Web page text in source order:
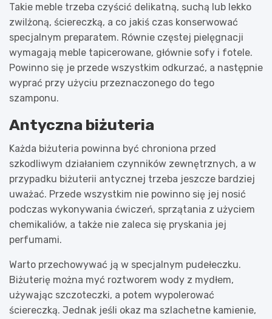
Takie meble trzeba czyścić delikatną, suchą lub lekko
zwilżoną, ściereczką, a co jakiś czas konserwować
specjalnym preparatem. Równie częstej pielęgnacji
wymagają meble tapicerowane, głównie sofy i fotele.
Powinno się je przede wszystkim odkurzać, a następnie
wyprać przy użyciu przeznaczonego do tego
szamponu.
Antyczna biżuteria
Każda biżuteria powinna być chroniona przed
szkodliwym działaniem czynników zewnętrznych, a w
przypadku biżuterii antycznej trzeba jeszcze bardziej
uważać. Przede wszystkim nie powinno się jej nosić
podczas wykonywania ćwiczeń, sprzątania z użyciem
chemikaliów, a także nie zaleca się pryskania jej
perfumami.
Warto przechowywać ją w specjalnym pudełeczku.
Biżuterię można myć roztworem wody z mydłem,
używając szczoteczki, a potem wypolerować
ściereczką. Jednak jeśli okaz ma szlachetne kamienie,